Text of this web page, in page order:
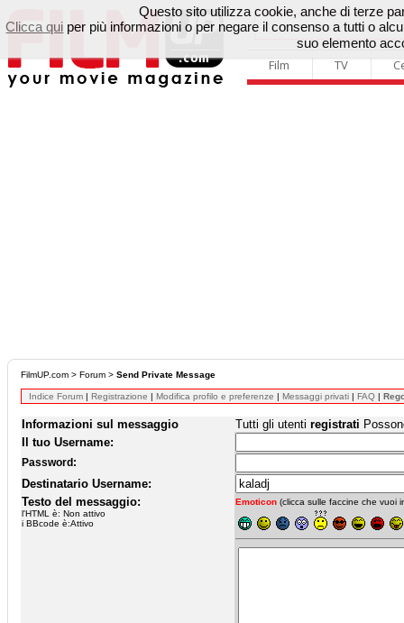
Film TV
FilmUP.com > Forum > Send Private Message
Indice Forum | Registrazione | Modifica profilo e preferenze | Messaggi privati | FAQ |
Informazioni sul messaggio Tutti gli utenti registrati
Il tuo Username:
Password:
Destinatario Username:
Testo del messaggio:
l'HTML è: Non attivo
i BBcode è:Attivo
Emoticon (clicca sulle faccine che vuoi
Questo sito utilizza cookie, anche di terze
Clicca qui per più informazioni o per negare il consenso a tutti o
suo elemento